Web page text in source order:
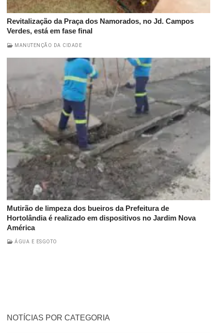
Revitalização da Praça dos Namorados, no Jd. Campos
Verdes, está em fase final
MANUTENÇÃO DA CIDADE
Mutirão de limpeza dos bueiros da Prefeitura de
Hortolândia é realizado em dispositivos no Jardim Nova
América
ÁGUA E ESGOTO
NOTÍCIAS POR CATEGORIA